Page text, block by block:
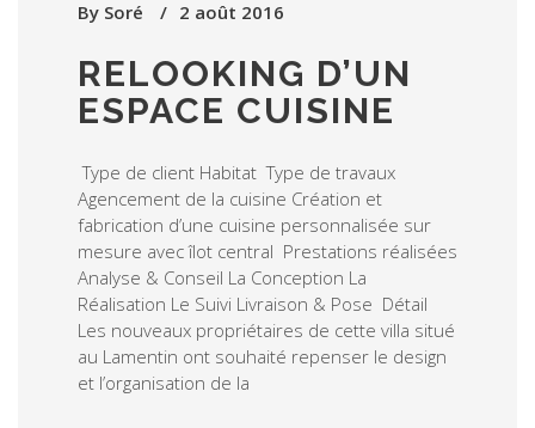
By Soré 2 août 2016
RELOOKING D’UN
ESPACE CUISINE
Type de client Habitat Type de travaux
Agencement de la cuisine Création et
fabrication d’une cuisine personnalisée sur
mesure avec îlot central Prestations réalisées
Analyse & Conseil La Conception La
Réalisation Le Suivi Livraison & Pose Détail
Les nouveaux propriétaires de cette villa situé
au Lamentin ont souhaité repenser le design
et l’organisation de la